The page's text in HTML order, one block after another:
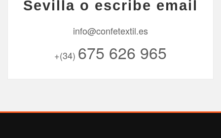
Sevilla o escribe email
info@confetextil.es
+(34) 675 626 965